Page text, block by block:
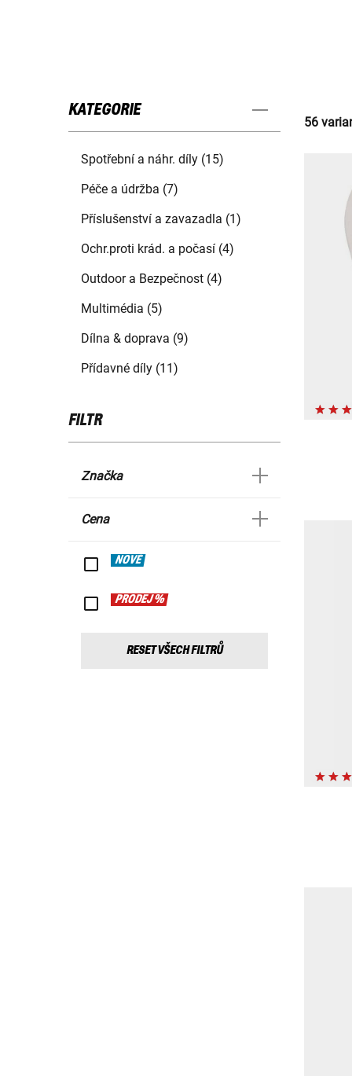
KATEGORIE
Spotřební a náhr. díly (15)
Péče a údržba (7)
Příslušenství a zavazadla (1)
Ochr.proti krád. a počasí (4)
Outdoor a Bezpečnost (4)
Multimédia (5)
Dílna & doprava (9)
Přídavné díly (11)
FILTR
Značka
Cena
NOVÉ
PRODEJ %
RESET VŠECH FILTRŮ
56